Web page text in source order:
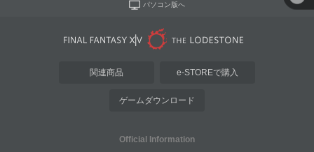
パソコン版へ
関連商品 e-STOREで購入
ゲームダウンロード
Official Information